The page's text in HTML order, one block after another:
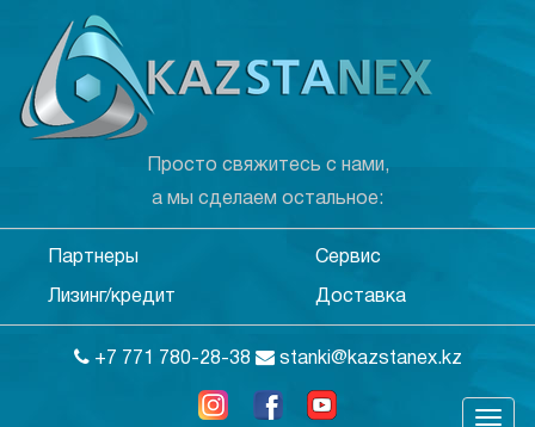
Просто свяжитесь с нами,
а мы сделаем остальное:
Партнеры Сервис
Лизинг/кредит Доставка
+7 771 780-28-38 stanki@kazstanex.kz